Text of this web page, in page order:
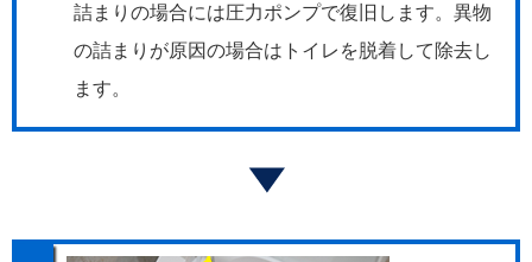
詰まりの場合には圧力ポンプで復旧します。異物
の詰まりが原因の場合はトイレを脱着して除去し
ます。